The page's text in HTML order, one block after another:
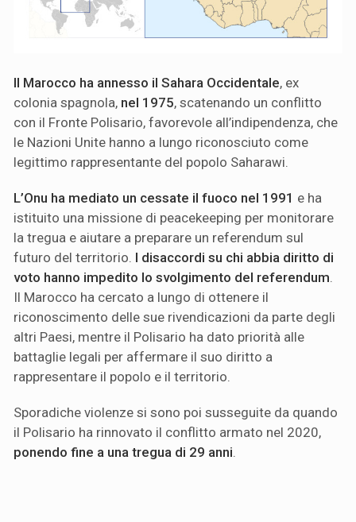
Il Marocco ha annesso il Sahara Occidentale, ex
colonia spagnola, nel 1975, scatenando un conflitto
con il Fronte Polisario, favorevole all’indipendenza, che
le Nazioni Unite hanno a lungo riconosciuto come
legittimo rappresentante del popolo Saharawi.
L’Onu ha mediato un cessate il fuoco nel 1991 e ha
istituito una missione di peacekeeping per monitorare
la tregua e aiutare a preparare un referendum sul
futuro del territorio. I disaccordi su chi abbia diritto di
voto hanno impedito lo svolgimento del referendum.
Il Marocco ha cercato a lungo di ottenere il
riconoscimento delle sue rivendicazioni da parte degli
altri Paesi, mentre il Polisario ha dato priorità alle
battaglie legali per affermare il suo diritto a
rappresentare il popolo e il territorio.
Sporadiche violenze si sono poi susseguite da quando
il Polisario ha rinnovato il conflitto armato nel 2020,
ponendo fine a una tregua di 29 anni.